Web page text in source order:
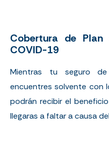
Cobertura de
COVID-19
Mientras tu seguro
encuentres solvente con
podrán recibir el
llegaras a faltar a causa